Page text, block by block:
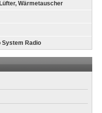
Wärmetauscher
System Radio